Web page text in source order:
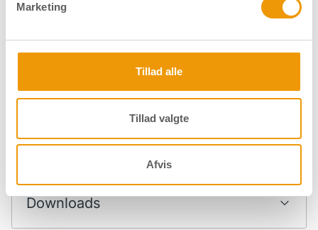
Marketing
Tillad alle
Tillad valgte
Afvis
Dråbecylindersæt - Cyl/Cyl (+2C+32C) -
Downloads